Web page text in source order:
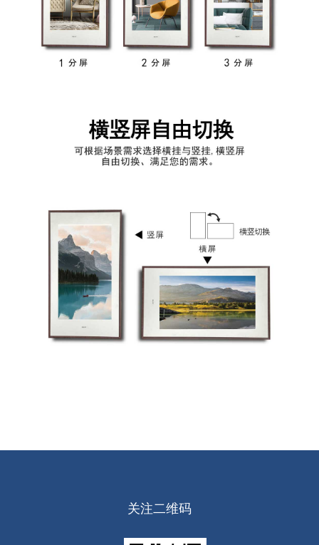
关注二维码